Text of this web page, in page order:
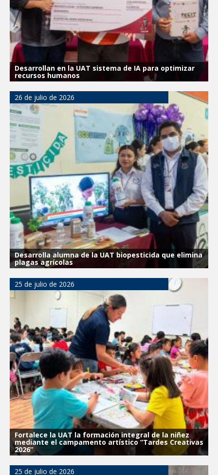
Desarrollan en la UAT sistema de IA para optimizar
recursos humanos
26 de julio de 2026
Desarrolla alumna de la UAT biopesticida que elimina
plagas agrícolas
25 de julio de 2026
Fortalece la UAT la formación integral de la niñez
mediante el campamento artístico “Tardes Creativas
2026”
25 de julio de 2026